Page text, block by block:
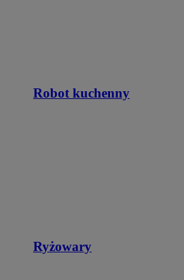
Robot kuchenny
Ryżowary